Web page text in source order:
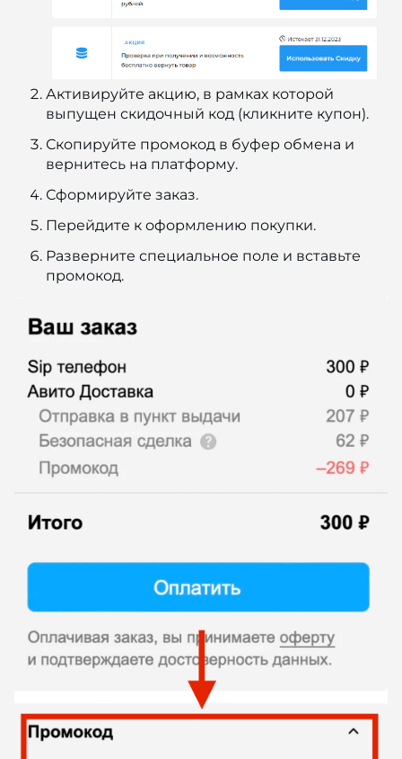
Активируйте акцию, в рамках которой
выпущен скидочный код (кликните купон).
Скопируйте промокод в буфер обмена и
вернитесь на платформу.
Сформируйте заказ.
Перейдите к оформлению покупки.
Разверните специальное поле и вставьте
промокод.